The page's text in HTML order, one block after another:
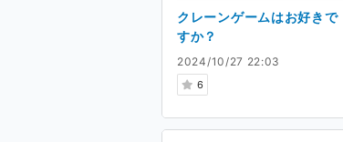
2024/10/27 22:03
6
クレーンゲームはお好きで
すか？